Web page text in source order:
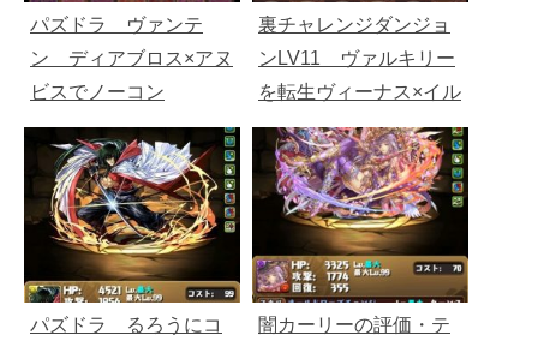
パズドラ ヴァンテ
ン ディアブロス×アヌ
ビスでノーコン
裏チャレンジダンジョ
ンLV11 ヴァルキリー
を転生ヴィーナス×イル
ムで攻略
パズドラ るろうにコ
闇カーリーの評価・テ